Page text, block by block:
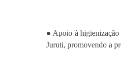
● Apoio à higienização
Juruti, promovendo a